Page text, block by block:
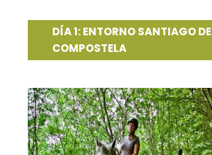
DÍA 1: ENTORNO SANTIAGO DE
COMPOSTELA